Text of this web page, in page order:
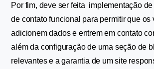
Por fim, deve ser feita  implementação
de contato funcional para permitir que os
adicionem dados e entrem em contato
além da configuração de uma seção de
relevantes e a garantia de um site